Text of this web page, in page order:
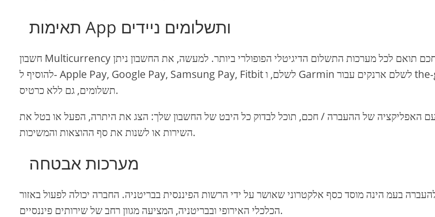
תאימות App ותשלומים ניידים
חשבון Multicurrency חכם תואם לכל מערכות התשלום הדיגיטלי הפופולרי ביותר. למעשה, את החשבון ניתן
להוסיף ל- Apple Pay, Google Pay, Samsung Pay, Fitbit לשלם, ו Garmin לשלם ארנקים עבור the-go
תשלומים, גם ללא כרטיס.
האפליקציה של ההעברה / חכם, תוכל לבדוק כל היבט של החשבון שלך: הצג את היתרה, הפעל או בטל את
השירות או לשנות את סף ההוצאות והמשיכות.
מערכות אבטחה
בעמ הינה מוסד כסף אלקטרוני שאושר על ידי הרשות הפיננסית בבריטניה. החברה יכולה לפעול באזור
הכלכלי האירופי ובבריטניה, המציעה מגוון רחב של שירותים פיננסיים.